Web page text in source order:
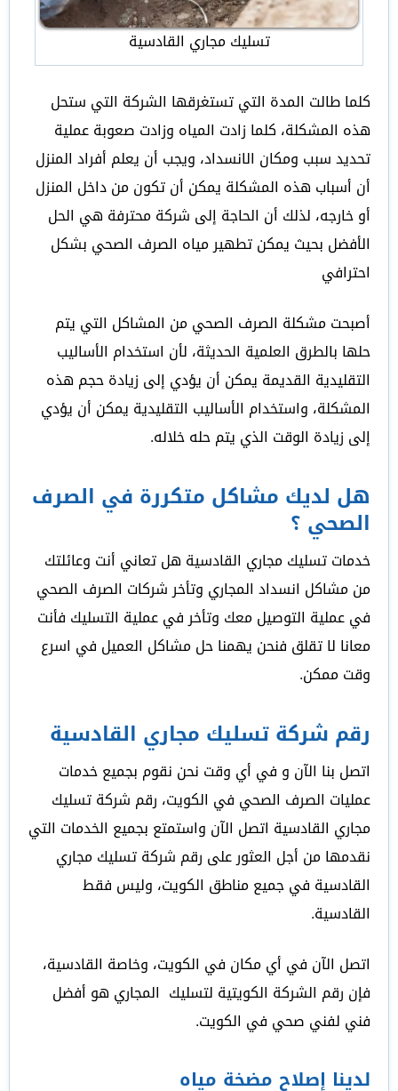
تسليك مجاري القادسية
كلما طالت المدة التي تستغرقها الشركة التي ستحل
هذه المشكلة، كلما زادت المياه وزادت صعوبة عملية
تحديد سبب ومكان الانسداد، ويجب أن يعلم أفراد المنزل
أن أسباب هذه المشكلة يمكن أن تكون من داخل المنزل
أو خارجه، لذلك أن الحاجة إلى شركة محترفة هي الحل
الأفضل بحيث يمكن تطهير مياه الصرف الصحي بشكل
احترافي
أصبحت مشكلة الصرف الصحي من المشاكل التي يتم
حلها بالطرق العلمية الحديثة، لأن استخدام الأساليب
التقليدية القديمة يمكن أن يؤدي إلى زيادة حجم هذه
المشكلة، واستخدام الأساليب التقليدية يمكن أن يؤدي
إلى زيادة الوقت الذي يتم حله خلاله.
هل لديك مشاكل متكررة في الصرف
الصحي ؟
خدمات تسليك مجاري القادسية هل تعاني أنت وعائلتك
من مشاكل انسداد المجاري وتأخر شركات الصرف الصحي
في عملية التوصيل معك وتأخر في عملية التسليك فأنت
معانا لا تقلق فنحن يهمنا حل مشاكل العميل في اسرع
وقت ممكن.
رقم شركة تسليك مجاري القادسية
اتصل بنا الآن و في أي وقت نحن نقوم بجميع خدمات
عمليات الصرف الصحي في الكويت، رقم شركة تسليك
مجاري القادسية اتصل الآن واستمتع بجميع الخدمات التي
نقدمها من أجل العثور على رقم شركة تسليك مجاري
القادسية في جميع مناطق الكويت، وليس فقط
القادسية.
اتصل الآن في أي مكان في الكويت، وخاصة القادسية،
فإن رقم الشركة الكويتية لتسليك المجاري هو أفضل
فني لفني صحي في الكويت.
لدينا إصلاح مضخة مياه